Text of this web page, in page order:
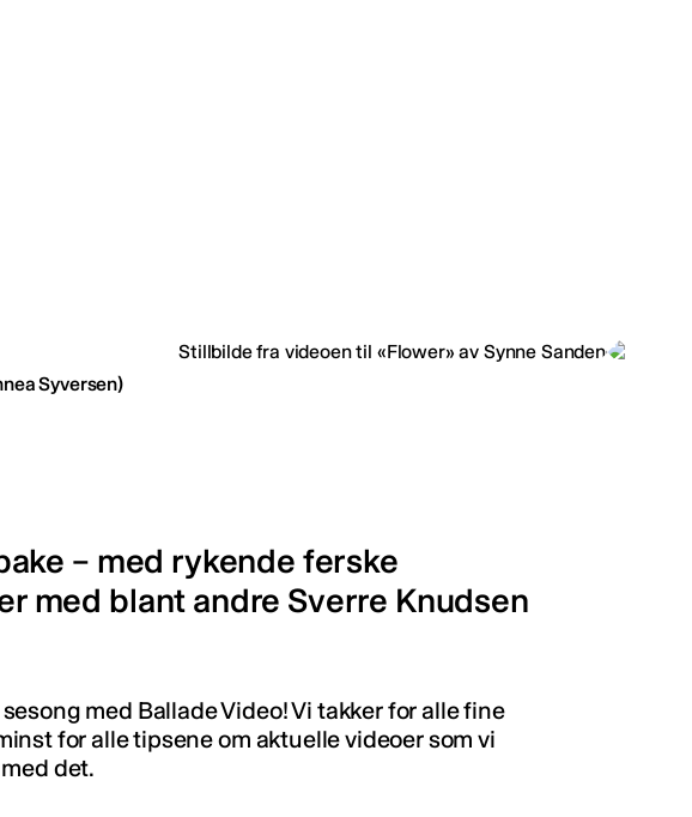
Syversen)
– med rykende ferske
med blant andre Sverre Knudsen
med Ballade Video! Vi takker for alle fine
for alle tipsene om aktuelle videoer som vi
det.